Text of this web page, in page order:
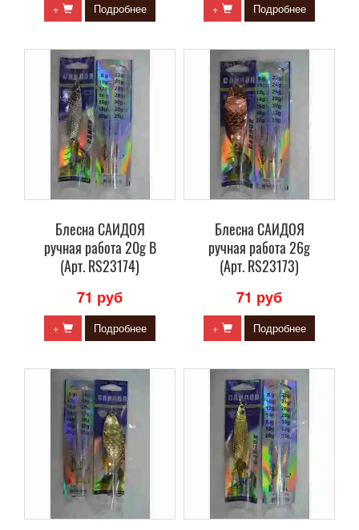
+ Подробнее + Подробнее
Блесна САИДОЯ
ручная работа 20g B
(Арт. RS23174)
71 руб
+ Подробнее
Блесна САИДОЯ
ручная работа 26g
(Арт. RS23173)
71 руб
+ Подробнее